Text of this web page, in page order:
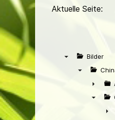
Aktuelle Seite:
Bilder
►